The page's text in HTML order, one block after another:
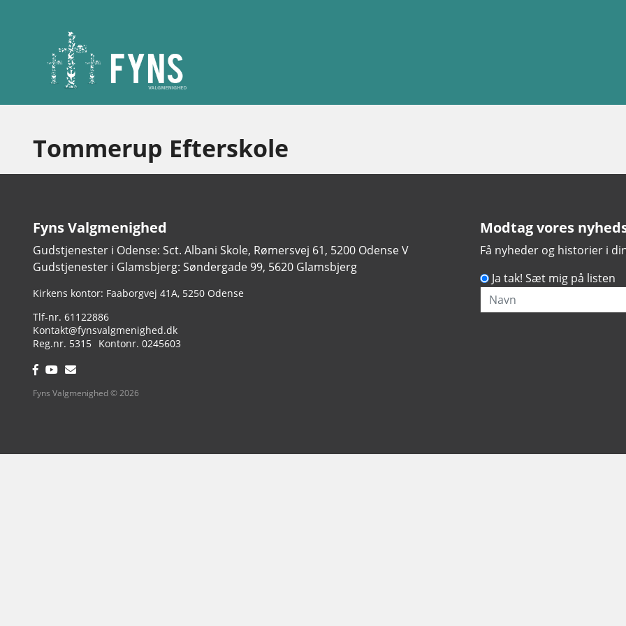
Tommerup Efterskole
Fyns Valgmenighed
Gudstjenester i Odense: Sct. Albani Skole, Rømersvej 61, 5200 Odense V
Gudstjenester i Glamsbjerg: Søndergade 99, 5620 Glamsbjerg
Adresse:
Kirkens kontor: Faaborgvej 41A 5250 Odense
Tlf.:
61122886
Email:
Kontakt@fynsvalgmenighed.dk
Reg.nr.:
5315 Kontonummer:
0245603
Facebook:
YouTube:
Email:
Modtag vores
Få nyheder og historier i
Ja tak! Sæt mig på listen
Navn
Fyns Valgmenighed © 2026